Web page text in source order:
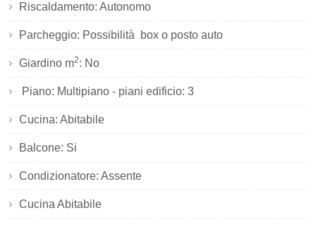
Riscaldamento: Autonomo
Parcheggio: Possibilità box o posto auto
Giardino m2: No
Piano: Multipiano - piani edificio: 3
Cucina: Abitabile
Balcone: Si
Condizionatore: Assente
Cucina Abitabile